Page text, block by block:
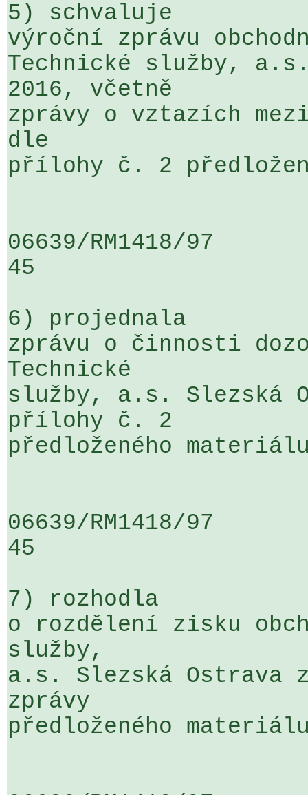
5) schvaluje
výroční zprávu
Technické služby,
2016, včetně
zprávy o vztazích
dle
přílohy č. 2
06639/RM1418/
45
6) projednala
zprávu o činnosti
Technické
služby, a.s. Slezská
přílohy č. 2
předloženého
06639/RM1418/
45
7) rozhodla
o rozdělení zisku
služby,
a.s. Slezská Ostrava
zprávy
předloženého